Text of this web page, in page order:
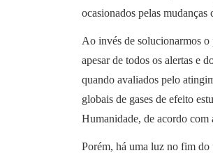
ocasionados pelas mudanças
Ao invés de solucionarmos o
apesar de todos os alertas e
quando avaliados pelo
globais de gases de efeito
Humanidade, de acordo
Porém, há uma luz no fim do